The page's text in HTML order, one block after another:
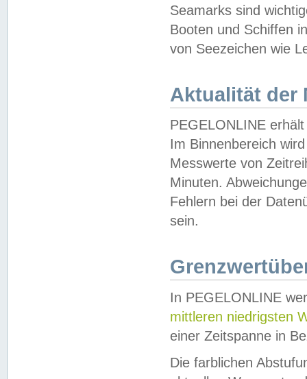
Seamarks sind
Booten und Schiffen
von Seezeichen wie
Aktualität der
PEGELONLINE
Im Binnenbereich
Messwerte von
Minuten.
Fehlern bei der
sein.
In PEGELONLINE
mittleren niedrigsten
einer Zeitspanne in
Die farblichen